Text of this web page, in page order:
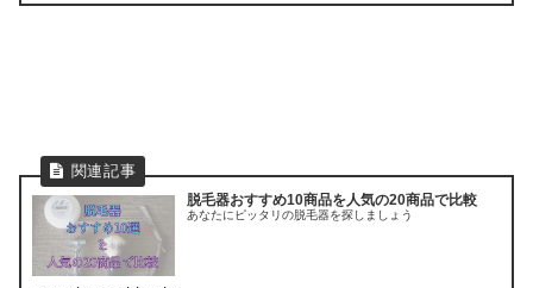
脱毛器おすすめ10商品を人気の20商品で比較
あなたにピッタリの脱毛器を探しましょう